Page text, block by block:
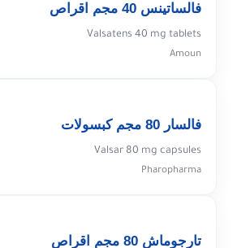
فالساتينس 40 مجم اقراص
Valsatens 40 mg tablets
Amoun
فالسار 80 مجم كبسولات
Valsar 80 mg capsules
Pharopharma
تارجوماش 80 مجم اقراص